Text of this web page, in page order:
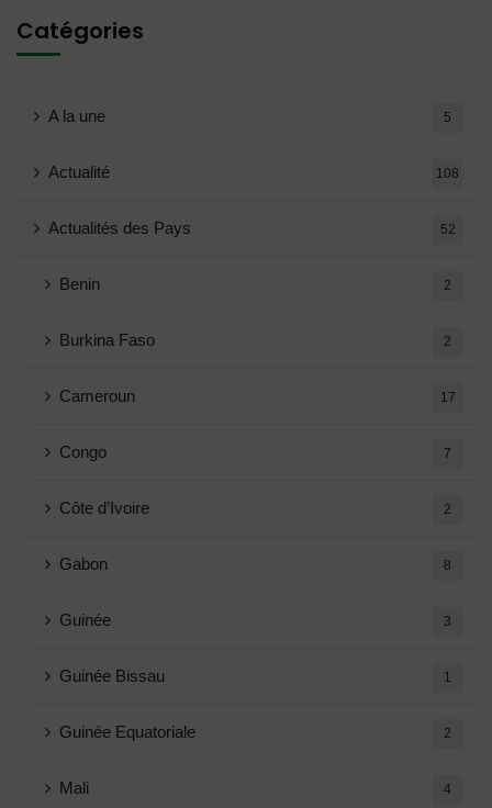
Catégories
A la une 5
Actualité 108
Actualités des Pays 52
Benin 2
Burkina Faso 2
Cameroun 17
Congo 7
Côte d’Ivoire 2
Gabon 8
Guinée 3
Guinée Bissau 1
Guinée Equatoriale 2
Mali 4